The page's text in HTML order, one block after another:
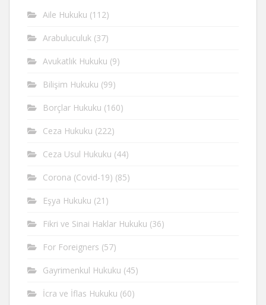
Aile Hukuku (112)
Arabuluculuk (37)
Avukatlık Hukuku (9)
Bilişim Hukuku (99)
Borçlar Hukuku (160)
Ceza Hukuku (222)
Ceza Usul Hukuku (44)
Corona (Covid-19) (85)
Eşya Hukuku (21)
Fikri ve Sinai Haklar Hukuku (36)
For Foreigners (57)
Gayrimenkul Hukuku (45)
İcra ve İflas Hukuku (60)